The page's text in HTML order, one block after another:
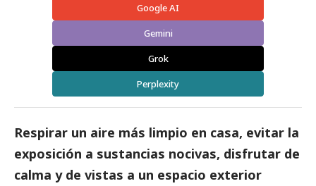
Google AI
Gemini
Grok
Perplexity
Respirar un aire más limpio en casa, evitar la
exposición a sustancias nocivas, disfrutar de
calma y de vistas a un espacio exterior